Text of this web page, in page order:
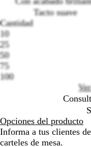
por
imagen
por
la
Tacto suave
Cantidad
10
25
50
75
100
Opciones del producto
Informa a tus clientes
carteles de mesa.